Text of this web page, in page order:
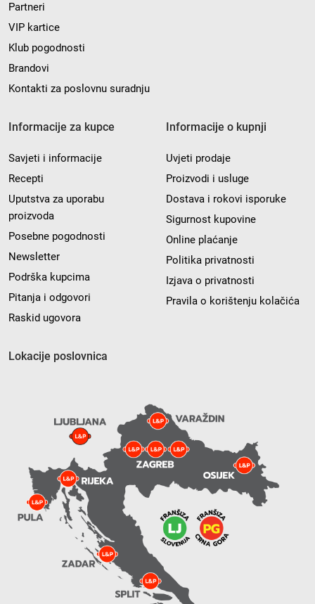
Partneri
VIP kartice
Klub pogodnosti
Brandovi
Kontakti za poslovnu suradnju
Informacije za kupce
Savjeti i informacije
Recepti
Uputstva za uporabu
proizvoda
Posebne pogodnosti
Newsletter
Podrška kupcima
Pitanja i odgovori
Raskid ugovora
Informacije o kupnji
Uvjeti prodaje
Proizvodi i usluge
Dostava i rokovi isporuke
Sigurnost kupovine
Online plaćanje
Politika privatnosti
Izjava o privatnosti
Pravila o korištenju kolačića
Lokacije poslovnica